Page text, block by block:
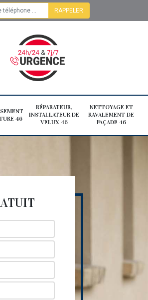
46
RÉPARATEUR,
INSTALLATEUR DE
VELUX 46
NETTOYAGE ET
RAVALEMENT DE
FAÇADE 46